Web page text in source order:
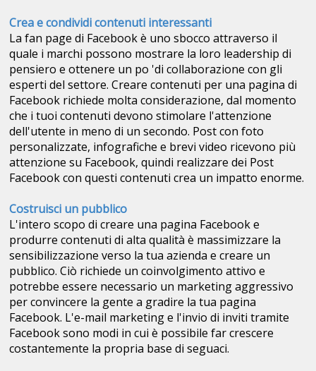
Crea e condividi contenuti interessanti
La fan page di Facebook è uno sbocco attraverso il
quale i marchi possono mostrare la loro leadership di
pensiero e ottenere un po 'di collaborazione con gli
esperti del settore. Creare contenuti per una pagina di
Facebook richiede molta considerazione, dal momento
che i tuoi contenuti devono stimolare l'attenzione
dell'utente in meno di un secondo. Post con foto
personalizzate, infografiche e brevi video ricevono più
attenzione su Facebook, quindi realizzare dei Post
Facebook con questi contenuti crea un impatto enorme.
Costruisci un pubblico
L'intero scopo di creare una pagina Facebook e
produrre contenuti di alta qualità è massimizzare la
sensibilizzazione verso la tua azienda e creare un
pubblico. Ciò richiede un coinvolgimento attivo e
potrebbe essere necessario un marketing aggressivo
per convincere la gente a gradire la tua pagina
Facebook. L'e-mail marketing e l'invio di inviti tramite
Facebook sono modi in cui è possibile far crescere
costantemente la propria base di seguaci.